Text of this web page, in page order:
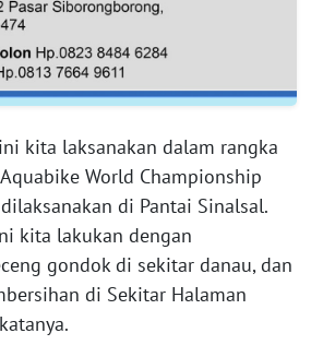
kita laksanakan dalam rangka
World Championship
di Pantai Sinalsal.
kita lakukan dengan
gondok di sekitar danau, dan
di Sekitar Halaman